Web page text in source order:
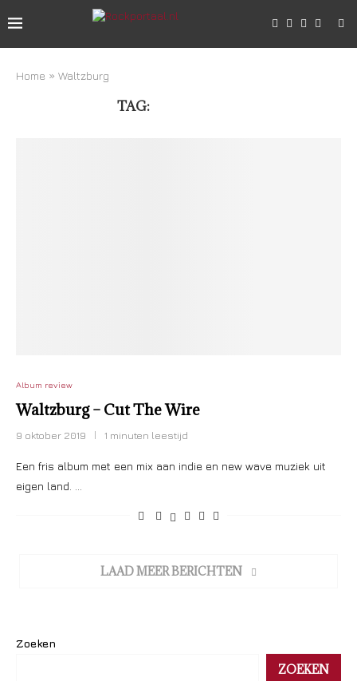
Home » Waltzburg
TAG:
Album review
Waltzburg – Cut The Wire
9 oktober 2019 1 minuten leestijd
Een fris album met een mix aan indie en new wave muziek uit
eigen land. …
LAAD MEER BERICHTEN
Zoeken
ZOEKEN